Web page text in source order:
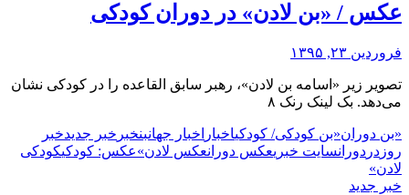
عکس / «بن لادن» در دوران کودکی
فروردین ۲۳, ۱۳۹۵
تصویر زیر «اسامه بن لادن»، رهبر سابق القاعده را در کودکی نشان
می‌دهد. بک لینک رنک ۸
«بن دوران«بن کودکی/ کودکیاخبار اخبار جهانبنخبر خبر جدیدخبر
روز در دورانسایت خبریعکس دورانعکس لادن»عکس: کودکیکودکی
لادن»
خبر جدید